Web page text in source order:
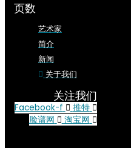
页数
艺术家
简介
新闻
关于我们
关注我们
Facebook-f
推特
脸谱网
淘宝网